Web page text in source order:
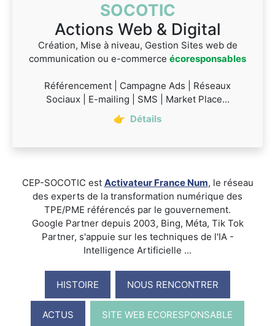
SOCOTIC
Actions Web & Digital
Création, Mise à niveau, Gestion Sites web de
communication ou e-commerce écoresponsables
Référencement | Campagne Ads | Réseaux
Sociaux | E-mailing | SMS | Market Place...
👉 Détails
CEP-SOCOTIC est Activateur France Num, le réseau
des experts de la transformation numérique des
TPE/PME référencés par le gouvernement.
Google Partner depuis 2003, Bing, Méta, Tik Tok
Partner, s'appuie sur les techniques de l'IA -
Intelligence Artificielle ...
HISTOIRE NOUS RENCONTRER
ACTUS SITE WEB ECORESPONSABLE